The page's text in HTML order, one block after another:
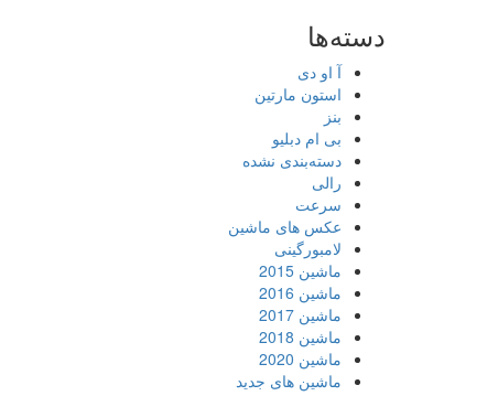
دسته‌ها
آ او دی
استون مارتین
بنز
بی ام دبلیو
دسته‌بندی نشده
رالی
سرعت
عکس های ماشین
لامبورگینی
ماشین 2015
ماشین 2016
ماشین 2017
ماشین 2018
ماشین 2020
ماشین های جدید